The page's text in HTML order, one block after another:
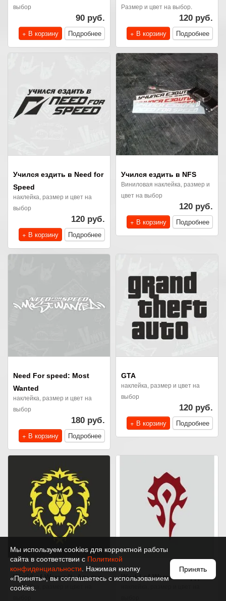
выбор
90 руб.
+ В корзину
Подробнее
Размер и цвет на выбор.
120 руб.
+ В корзину
Подробнее
Учился ездить в Need for
Speed
наклейка, размер и цвет на
выбор
120 руб.
+ В корзину
Подробнее
Учился ездить в NFS
Виниловая наклейка, размер и
цвет на выбор
120 руб.
+ В корзину
Подробнее
Need For speed: Most
Wanted
наклейка, размер и цвет на
выбор
180 руб.
+ В корзину
Подробнее
GTA
наклейка, размер и цвет на
выбор
120 руб.
+ В корзину
Подробнее
World of Warcraft. Альянс
наклейка, размер и цвет на
World of Warcraft. Орда
Мы используем cookies для корректной работы
сайта в соответствии с Политикой
конфиденциальности . Нажимая кнопку
«Принять», вы соглашаетесь с использованием
cookies.
Принять